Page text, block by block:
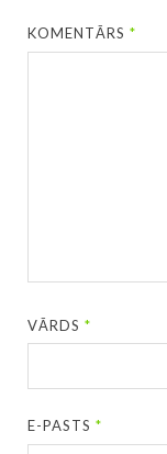
KOMENTĀRS*
VĀRDS*
E-PASTS*